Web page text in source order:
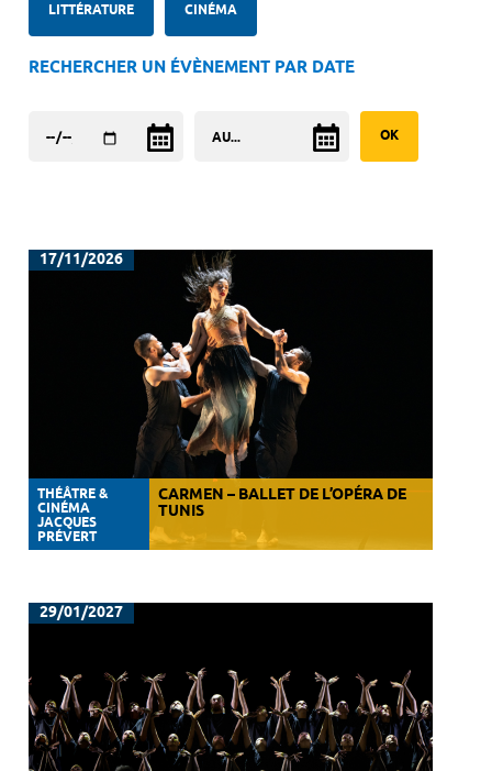
LITTÉRATURE CINÉMA
RECHERCHER UN ÉVÈNEMENT PAR DATE
17/11/2026
THÉÂTRE &
CINÉMA
JACQUES
PRÉVERT
CARMEN – BALLET DE L’OPÉRA DE
TUNIS
29/01/2027